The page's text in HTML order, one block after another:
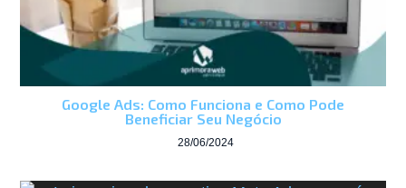
Google Ads: Como Funciona e Como Pode
Beneficiar Seu Negócio
28/06/2024